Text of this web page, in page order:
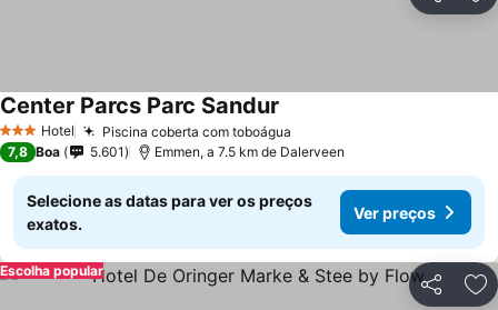
3 EstrelasHotel Piscina coberta com toboágua
Center Parcs Parc Sandur
7,8 Boa 5.601 Emmen, a 7.5 km de Dalerveen
Selecione as datas para ver os preços
exatos.
Ver preços
Partilhar
Escolha popular